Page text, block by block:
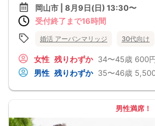
岡山市 | 8月9日(日) 13:30〜
受付終了まで16時間
婚活 アーバンマリッジ 30代向け
女性 残りわずか 34〜45歳 600
男性 残りわずか 35〜46歳
男性満席！